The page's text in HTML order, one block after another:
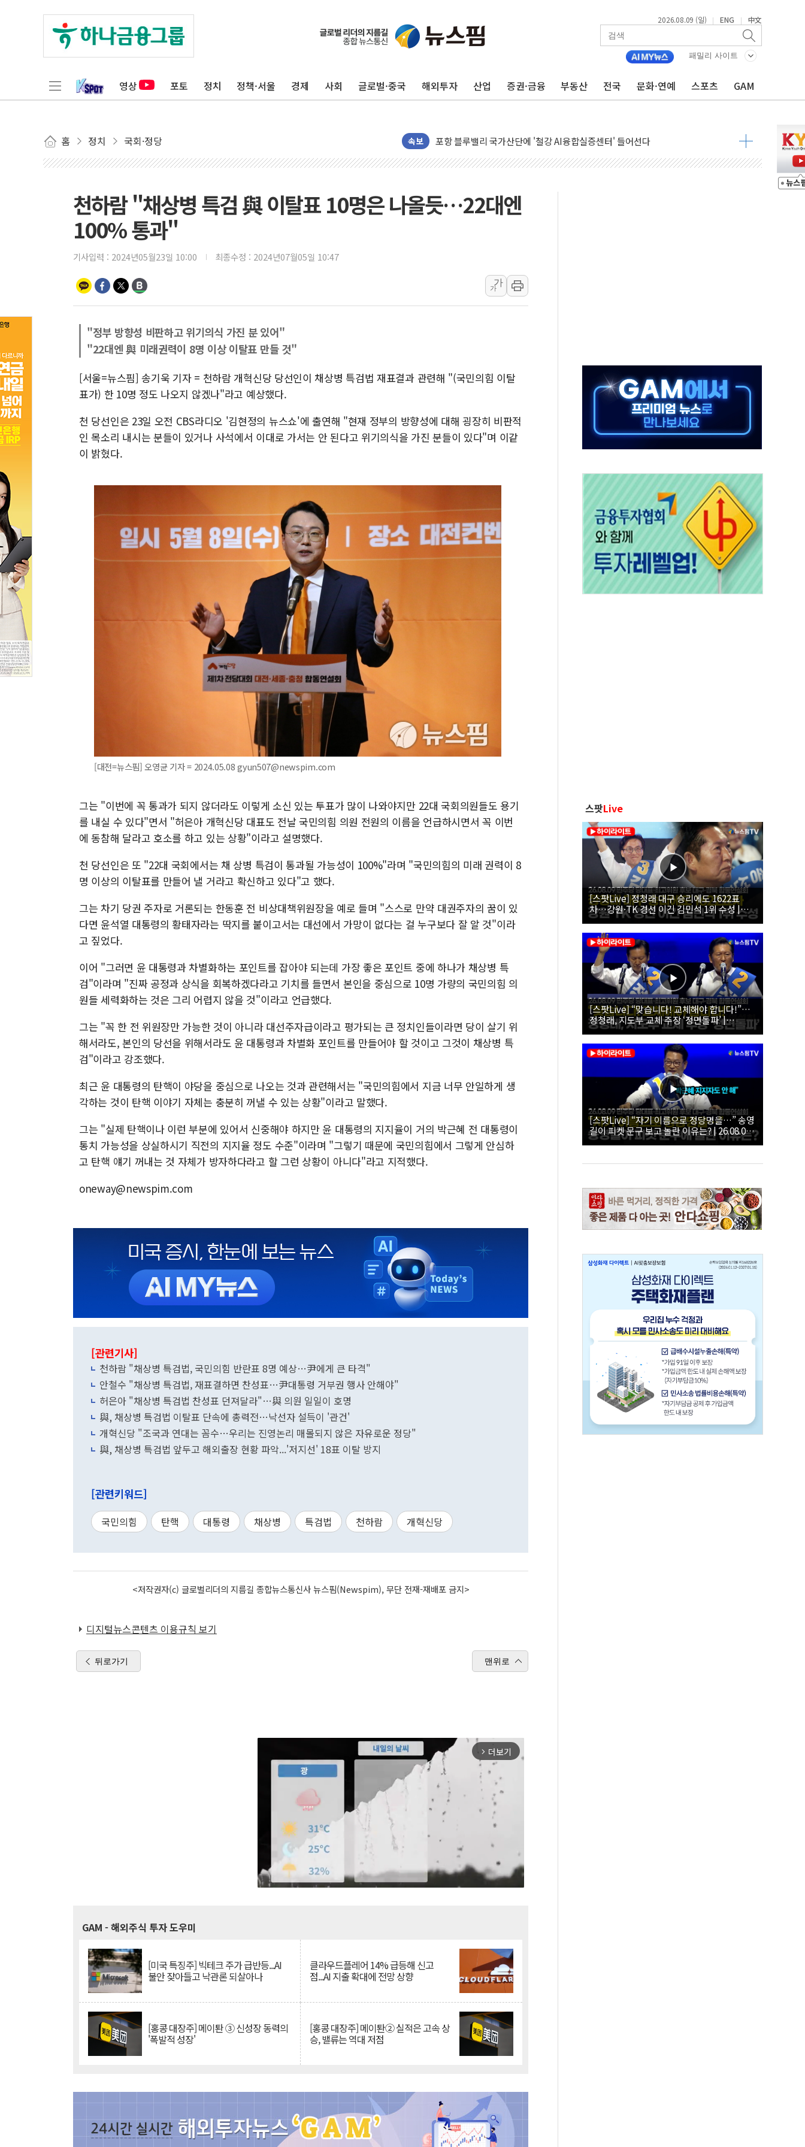
2026.08.09 (일) | ENG | 中文
패밀리 사이트
영상 포토 정치 정책·서울 경제 사회 글로벌·중국 해외투자 산업 증권·금융 부동산 전국 문화·연예 스포츠 GAM
홈 정치 국회·정당 속보
125mm 폭우 쏟아진 울진...'두천~하당'·'올미골교' 차량 통행 선제 제한
평택 진위면 공장서 질식사고 발생…작업자 1명 숨져
상주 낙동강 선착장 하류서 50대 숨진 채 발견...경찰, 조사 중
[종합] 김민석, 정청래에 누적 1.48%p 차 선두 유지...金 46.01% vs 鄭 44.53%
인천서 말다툼 중 어머니 살해 10대 구속…범행 후 반려견도 죽여
김민석, 강원·대구·경북 경선서 정청래에 승리…金 48.54% vs 鄭 44.40%
[속보] 민주, 강원 경선 결과 발표...김민석 50.30% 정청래 41.94% 송영길 7.76%
정재헌 CEO, SKT 장기고객 400명 맞이…"마음 잇는 시간 되길"
병무청, 보충역 전면 손질… 예술·체육요원 최대 33% 감축
홈플러스發 대형마트 판매, 역대 최대폭 감소한 9.4%↓…유통업계 양극화 심화
윤준병·이해민 의원, '정부 특사'로 콜롬비아 대통령 취임식 참석
'호우·산사태 주의보' 울진 시간당 30mm 강한 비...호우 피해 없어
천하람 "채상병 특검 與 이탈표 10명은 나올듯…22대엔
100% 통과"
기사입력 : 2024년05월23일 10:00 최종수정 : 2024년07월05일 10:47
가
가
"정부 방향성 비판하고 위기의식 가진 분 있어"
"22대엔 與 미래권력이 8명 이상 이탈표 만들 것"
[서울=뉴스핌] 송기욱 기자 = 천하람 개혁신당 당선인이 채상병 특검법 재표결과 관련해 "(국민의힘 이탈
표가) 한 10명 정도 나오지 않겠나"라고 예상했다.
천 당선인은 23일 오전 CBS라디오 '김현정의 뉴스쇼'에 출연해 "현재 정부의 방향성에 대해 굉장히 비판적
인 목소리 내시는 분들이 있거나 사석에서 이대로 가서는 안 된다고 위기의식을 가진 분들이 있다"며 이같
이 밝혔다.
[대전=뉴스핌] 오영균 기자 = 2024.05.08 gyun507@newspim.com
그는 "이번에 꼭 통과가 되지 않더라도 이렇게 소신 있는 투표가 많이 나와야지만 22대 국회의원들도 용기
를 내실 수 있다"면서 "허은아 개혁신당 대표도 전날 국민의힘 의원 전원의 이름을 언급하시면서 꼭 이번
에 동참해 달라고 호소를 하고 있는 상황"이라고 설명했다.
천 당선인은 또 "22대 국회에서는 채 상병 특검이 통과될 가능성이 100%"라며 "국민의힘의 미래 권력이 8
명 이상의 이탈표를 만들어 낼 거라고 확신하고 있다"고 했다.
그는 차기 당권 주자로 거론되는 한동훈 전 비상대책위원장을 예로 들며 "스스로 만약 대권주자의 꿈이 있
다면 윤석열 대통령의 황태자라는 딱지를 붙이고서는 대선에서 가망이 없다는 걸 누구보다 잘 알 것"이라
고 짚었다.
이어 "그러면 윤 대통령과 차별화하는 포인트를 잡아야 되는데 가장 좋은 포인트 중에 하나가 채상병 특
검"이라며 "진짜 공정과 상식을 회복하겠다라고 기치를 들면서 본인을 중심으로 10명 가량의 국민의힘 의
원들 세력화하는 것은 그리 어렵지 않을 것"이라고 언급했다.
그는 "꼭 한 전 위원장만 가능한 것이 아니라 대선주자급이라고 평가되는 큰 정치인들이라면 당이 살기 위
해서라도, 본인의 당선을 위해서라도 윤 대통령과 차별화 포인트를 만들어야 할 것이고 그것이 채상병 특
검"이라고 강조했다.
최근 윤 대통령의 탄핵이 야당을 중심으로 나오는 것과 관련해서는 "국민의힘에서 지금 너무 안일하게 생
각하는 것이 탄핵 이야기 자체는 충분히 꺼낼 수 있는 상황"이라고 말했다.
그는 "실제 탄핵이나 이런 부분에 있어서 신중해야 하지만 윤 대통령의 지지율이 거의 박근혜 전 대통령이
통치 가능성을 상실하시기 직전의 지지율 정도 수준"이라며 "그렇기 때문에 국민의힘에서 그렇게 안심하
고 탄핵 얘기 꺼내는 것 자체가 방자하다라고 할 그런 상황이 아니다"라고 지적했다.
oneway@newspim.com
[관련기사]
천하람 "채상병 특검법, 국민의힘 반란표 8명 예상…尹에게 큰 타격"
안철수 "채상병 특검법, 재표결하면 찬성표…尹대통령 거부권 행사 안해야"
허은아 "채상병 특검법 찬성표 던져달라"…與 의원 일일이 호명
與, 채상병 특검법 이탈표 단속에 총력전…낙선자 설득이 '관건'
개혁신당 "조국과 연대는 꼼수…우리는 진영논리 매몰되지 않은 자유로운 정당"
與, 채상병 특검법 앞두고 해외출장 현황 파악...'저지선' 18표 이탈 방지
[관련키워드]
국민의힘 탄핵 대통령 채상병 특검법 천하람 개혁신당
<저작권자(c) 글로벌리더의 지름길 종합뉴스통신사 뉴스핌(Newspim), 무단 전재-재배포 금지>
디지털뉴스콘텐츠 이용규칙 보기
뒤로가기 맨위로
arrow_forward_ios 더보기
GAM - 해외주식 투자 도우미
[미국 특징주] 빅테크 주가 급반등...AI
불안 잦아들고 낙관론 되살아나
클라우드플레어 14% 급등해 신고
점...AI 지출 확대에 전망 상향
[홍콩 대장주] 메이퇀 ③ 신성장 동력의
'폭발적 성장'
[홍콩 대장주] 메이퇀② 실적은 고속 상
승, 밸류는 역대 저점
스팟Live
[스팟Live] 정청래 대구 승리에도 1622표
차…강원·TK 경선 이긴 김민석 1위 수성 |
26.08.09 더불어민주당 당대표·최고위원 후
보 대구·경북 합동연설회
[스팟Live] “맞습니다! 교체해야 합니다!”…
정청래, 지도부 교체 주장 ‘정면돌파’ |
26.08.09 더불어민주당 당대표·최고위원 후
보 대구·경북 합동연설회
[스팟Live] “자기 이름으로 정당명을…” 송영
길이 피켓 문구 보고 놀란 이유는? | 26.08.09
더불어민주당 당대표·최고위원 후보 대구·경